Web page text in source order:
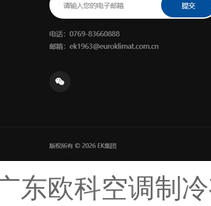
欧科空调制冷